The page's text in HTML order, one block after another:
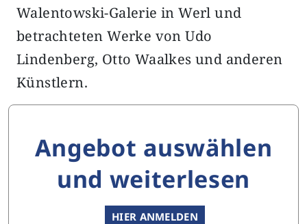
Walentowski-Galerie in Werl und
betrachteten Werke von Udo
Lindenberg, Otto Waalkes und anderen
Künstlern.
Angebot auswählen
und weiterlesen
HIER ANMELDEN